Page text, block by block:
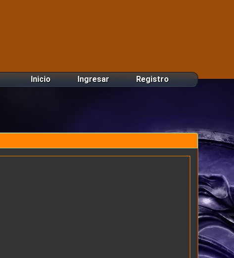
Inicio Ingresar Registro